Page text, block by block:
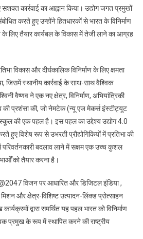
सशक्त कार्रवाई का आह्वान किया। उद्योग जगत प्रमुखों
करते हुए उन्होंने हितधारकों से भारत के विनिर्माण
के लिए तैयार कार्यबल के विकास में तेजी लाने का आग्रह
विकास और दीर्घकालिक विनिर्माण के लिए क्षमता
जिसमें स्थानीय कार्रवाई के साथ-साथ वैश्विक
वैष्णव ने एक नए क्षेत्र, विनिर्माण, अभियांत्रिकी
की प्रशंसा की, जो नेमटेक (न्यू एज मेकर्स इंस्टीट्यूट
की एक पहल है। इस पहल का उद्देश्य उद्योग 4.0
हुए विशेष रूप से उभरती प्रौद्योगिकियों में प्रतिभा की
बदलाव लाने में सक्षम एक उच्च कुशल
को तैयार करना है।
विजन पर आधारित और डिजिटल इंडिया ,
मिशन और क्षेत्र-विशिष्ट उत्पादन-लिंक्ड प्रोत्साहन
द्वारा समर्थित यह पहल भारत को विनिर्माण
प्रमुख के रूप में स्थापित करने की राष्ट्रीय